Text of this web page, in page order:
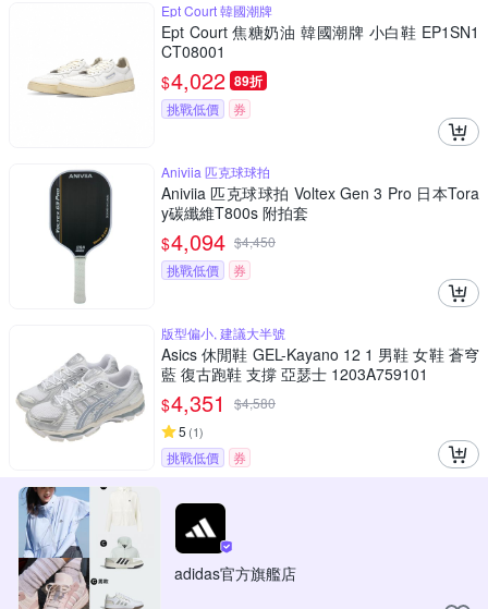
Ept Court 韓國潮牌
Ept Court 焦糖奶油 韓國潮牌 小白鞋 EP1SN1
CT08001
$4,022 89折
挑戰低價 券
Aniviia 匹克球球拍
Aniviia 匹克球球拍 Voltex Gen 3 Pro 日本Tora
y碳纖維T800s 附拍套
$4,094 $4,450
挑戰低價
券
版型偏小, 建議大半號
Asics 休閒鞋 GEL-Kayano 12 1 男鞋 女鞋 蒼穹
藍 復古跑鞋 支撐 亞瑟士 1203A759101
$4,351 $4,580
5 (1)
挑戰低價 券
adidas官方旗艦店